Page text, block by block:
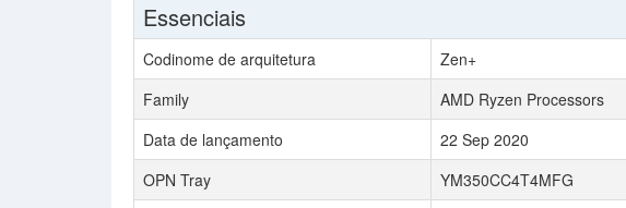
Essenciais
Codinome de arquitetura Zen+
Family
AMD Ryzen Processors
Data de lançamento
22 Sep 2020
OPN Tray
YM350CC4T4MFG